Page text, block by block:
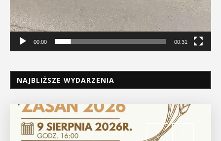
00:00 00:31
NAJBLIŻSZE WYDARZENIA